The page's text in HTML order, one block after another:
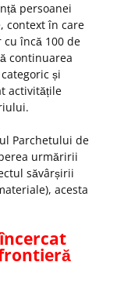
persoanei
context în care
încă 100 de
continuarea
și
activitățile
Parchetului de
urmăririi
săvârșirii
acesta